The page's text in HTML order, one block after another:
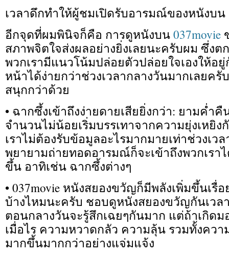
เวลาดึกทำให้ผู้ชมเปิดรับอารมณ์ของหนังบ
อีกจุดที่ผมพินิจก็คือ การดูหนังบน037movie
สภาพจิตใจส่งผลอย่างยิ่งเลยนะครับผม ซึ่ง
พวกเรามีแนวโน้มปล่อยตัวปล่อยใจเองให้อยู่
หน้าได้ง่ายกว่าช่วงเวลากลางวันมากเลยค
สนุกกว่าด้วย
• ฉากซึ้งเข้าถึงง่ายดายเสียยิ่งกว่า: ยามค่ำ
จำนวนไม่น้อยเริ่มบรรเทาจากความยุ่งเหยิง
เราไม่ต้องรับข้อมูลอะไรมากมายเท่าช่วงเว
พยายามถ่ายทอดอารมณ์ก็จะเข้าถึงพวกเรา
ขึ้น อาทิเช่น ฉากซึ้งต่างๆ
• 037movie หนังสยองขวัญก็มีพลังเพิ่มขึ้นเรื่
บ้างไหมนะครับ ชอบดูหนังสยองขวัญกันเวล
ตอนกลางวันจะรู้สึกเฉยๆกันมาก แต่ถ้าเกิดม
เมื่อไร ความหวาดกลัว ความลุ้น รวมทั้งควา
มากขึ้นมากกว่าอย่างแจ่มแจ้ง